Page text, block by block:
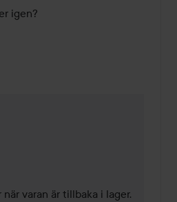
igen?
månader
varan är tillbaka i lager.